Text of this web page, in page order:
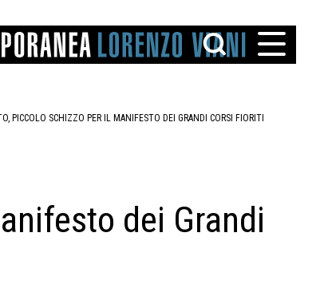
PICCOLO SCHIZZO PER IL MANIFESTO DEI GRANDI CORSI FIORITI
dei Grandi